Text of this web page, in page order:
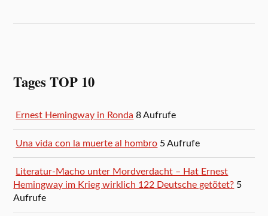
Tages TOP 10
Ernest Hemingway in Ronda 8 Aufrufe
Una vida con la muerte al hombro 5 Aufrufe
Literatur-Macho unter Mordverdacht – Hat Ernest
Hemingway im Krieg wirklich 122 Deutsche getötet? 5
Aufrufe